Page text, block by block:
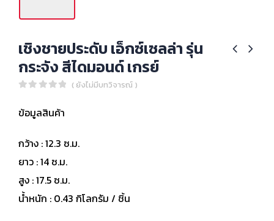
เชิงชายประดับ เอ็กซ์เซลล่า รุ่น
กระจัง สีไดมอนด์ เกรย์
( ยังไม่มีบทวิจารณ์ )
ข้อมูลสินค้า
กว้าง : 12.3 ซ.ม.
ยาว : 14 ซ.ม.
สูง : 17.5 ซ.ม.
น้ำหนัก : 0.43 กิโลกรัม / ชิ้น